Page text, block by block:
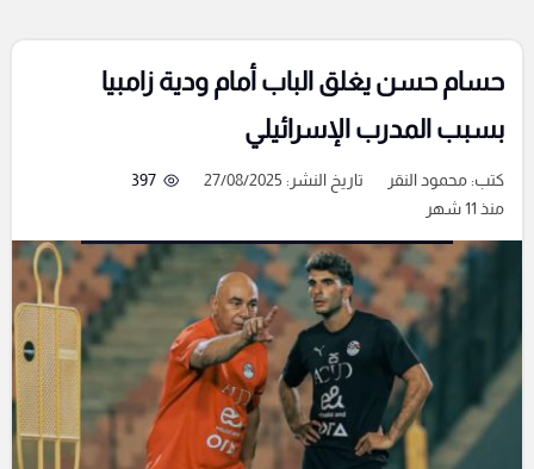
حسام حسن يغلق الباب أمام ودية زامبيا
بسبب المدرب الإسرائيلي
كتب:محمود النقر تاريخ النشر: 27/08/2025
397
منذ 11 شهر